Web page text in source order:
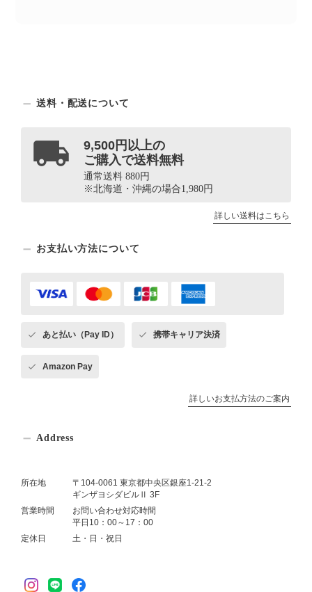
送料・配送について
9,500円以上の
ご購入で送料無料
通常送料 880円
※北海道・沖縄の場合1,980円
詳しい送料はこちら
お支払い方法について
あと払い（Pay ID） 携帯キャリア決済
Amazon Pay
詳しいお支払方法のご案内
Address
所在地
〒104-0061 東京都中央区銀座1-21-2
ギンザヨシダビルⅡ 3F
営業時間
お問い合わせ対応時間
平日10：00～17：00
定休日
土・日・祝日